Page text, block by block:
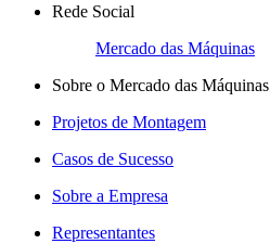
Rede Social
Mercado das Máquinas
Sobre o Mercado das Máquinas
Projetos de Montagem
Casos de Sucesso
Sobre a Empresa
Representantes